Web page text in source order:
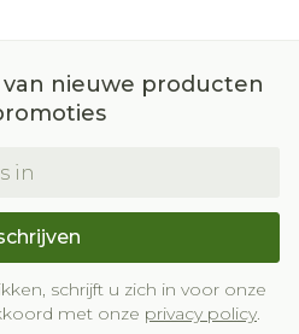
nieuwe producten
schrijft u zich in voor onze
met onze privacy policy.